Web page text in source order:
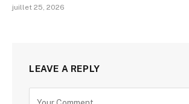
juillet 25, 2026
LEAVE A REPLY